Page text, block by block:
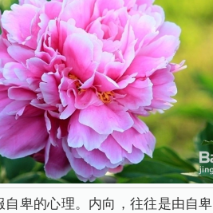
自卑的心理。内向，往往是由自